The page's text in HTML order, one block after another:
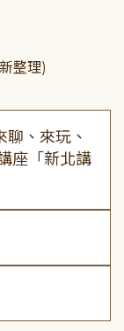
整理)
聊、來玩、
座「新北講